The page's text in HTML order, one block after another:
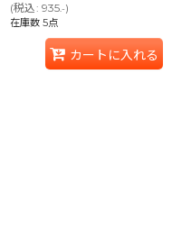
(税込: 935.-)
在庫数 5点
カートに入れる